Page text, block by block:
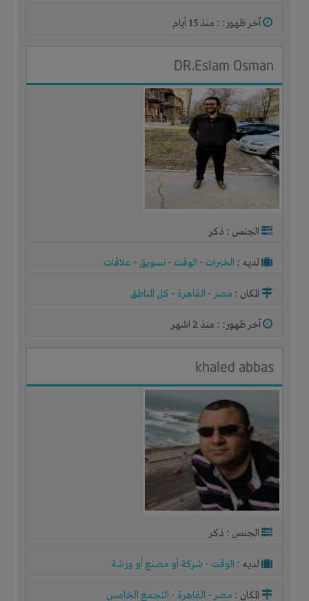
آخر ظهور: : منذ 15 أيام
DR.Eslam Osman
الجنس : ذكر
لديـه : الخبرات - الوقت - تسويق - علاقات
المكان : مصر- القاهرة - كل المناطق
آخر ظهور: : منذ 2 اشهر
khaled abbas
الجنس : ذكر
لديـه : الوقت - شركة أو مصنع أو ورشة
المكان : مصر- القاهرة - التجمع الخامس